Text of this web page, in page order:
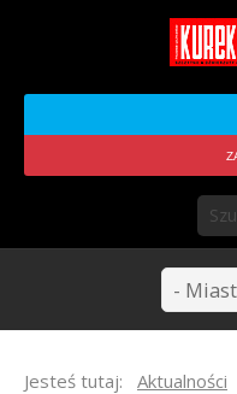
Jesteś tutaj: Aktualności